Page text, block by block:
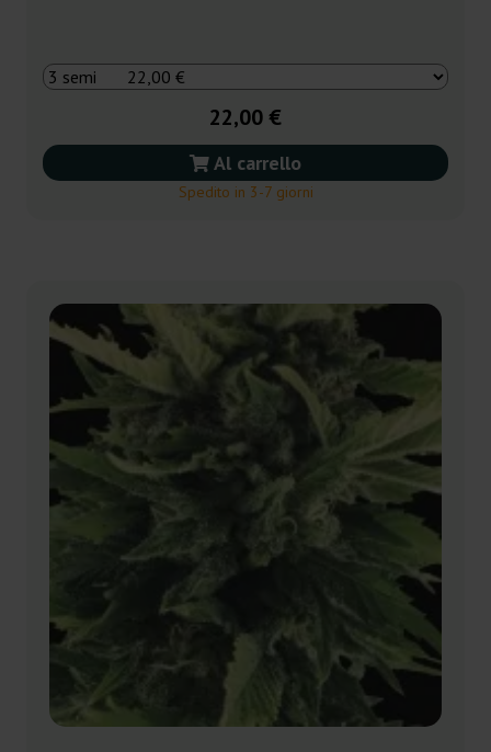
22,00 €
Al carrello
Spedito in 3-7 giorni